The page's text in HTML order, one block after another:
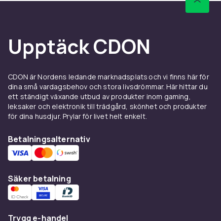
Legacy Saga-serien – Rey™Legacy Saga-serien –
quatix® 5
quatix® 5 Sapphire
tactix® Charlietactix® Charlie
Edition
Venu™Venu™
Upptäck CDON
CDON är Nordens ledande marknadsplats och vi finns här för
dina små vardagsbehov och stora livsdrömmar. Här hittar du
ett ständigt växande utbud av produkter inom gaming,
leksaker och elektronik till trädgård, skönhet och produkter
för dina husdjur. Prylar för livet helt enkelt.
Betalningsalternativ
Säker betalning
Trygg e-handel